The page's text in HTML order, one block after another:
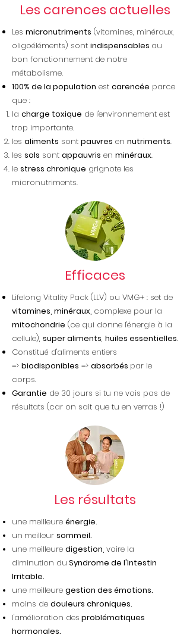
Les carences actuelles
Les micronutriments (vitamines, minéraux,
oligoéléments) sont indispensables au
bon fonctionnement de notre
métabolisme.
100% de la population est carencée parce
que :
la charge toxique de l'environnement est
trop importante.
les aliments sont pauvres en nutriments.
les sols sont appauvris en minéraux.
le stress chronique grignote les
micronutriments.
Efficaces
Lifelong Vitality Pack (LLV) ou VMG+ : set de
vitamines, minéraux, complexe pour la
mitochondrie (ce qui donne l'énergie à la
cellule), super aliments, huiles essentielles.
Constitué d'aliments entiers
=> biodisponibles => absorbés par le
corps.
Garantie de 30 jours si tu ne vois pas de
résultats (car on sait que tu en verras !)
Les résultats
une meilleure énergie.
un meilleur sommeil.
une meilleure digestion, voire la
diminution du Syndrome de l'Intestin
Irritable.
une meilleure gestion des émotions.
moins de douleurs chroniques.
l'amélioration des problématiques
hormonales.